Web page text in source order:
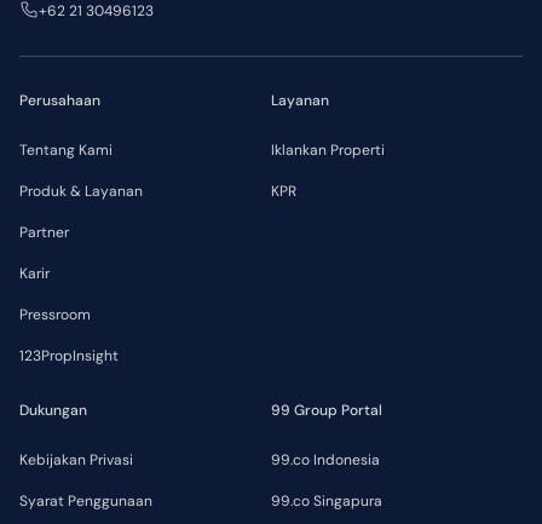
Perusahaan
Tentang Kami
Produk & Layanan
Partner
Karir
Pressroom
123PropInsight
Layanan
Iklankan Properti
KPR
Dukungan
Kebijakan Privasi
Syarat Penggunaan
99 Group Portal
99.co Indonesia
99.co Singapura
+62 21 30496123